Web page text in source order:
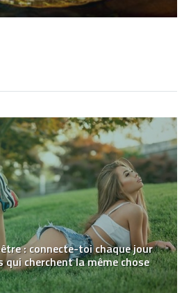
: connecte-toi chaque jour
qui cherchent la même chose